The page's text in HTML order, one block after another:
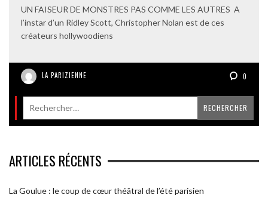
UN FAISEUR DE MONSTRES PAS COMME LES AUTRES A
l’instar d’un Ridley Scott, Christopher Nolan est de ces
créateurs hollywoodiens
LA PARIZIENNE 0
ARTICLES RÉCENTS
La Goulue : le coup de cœur théâtral de l’été parisien